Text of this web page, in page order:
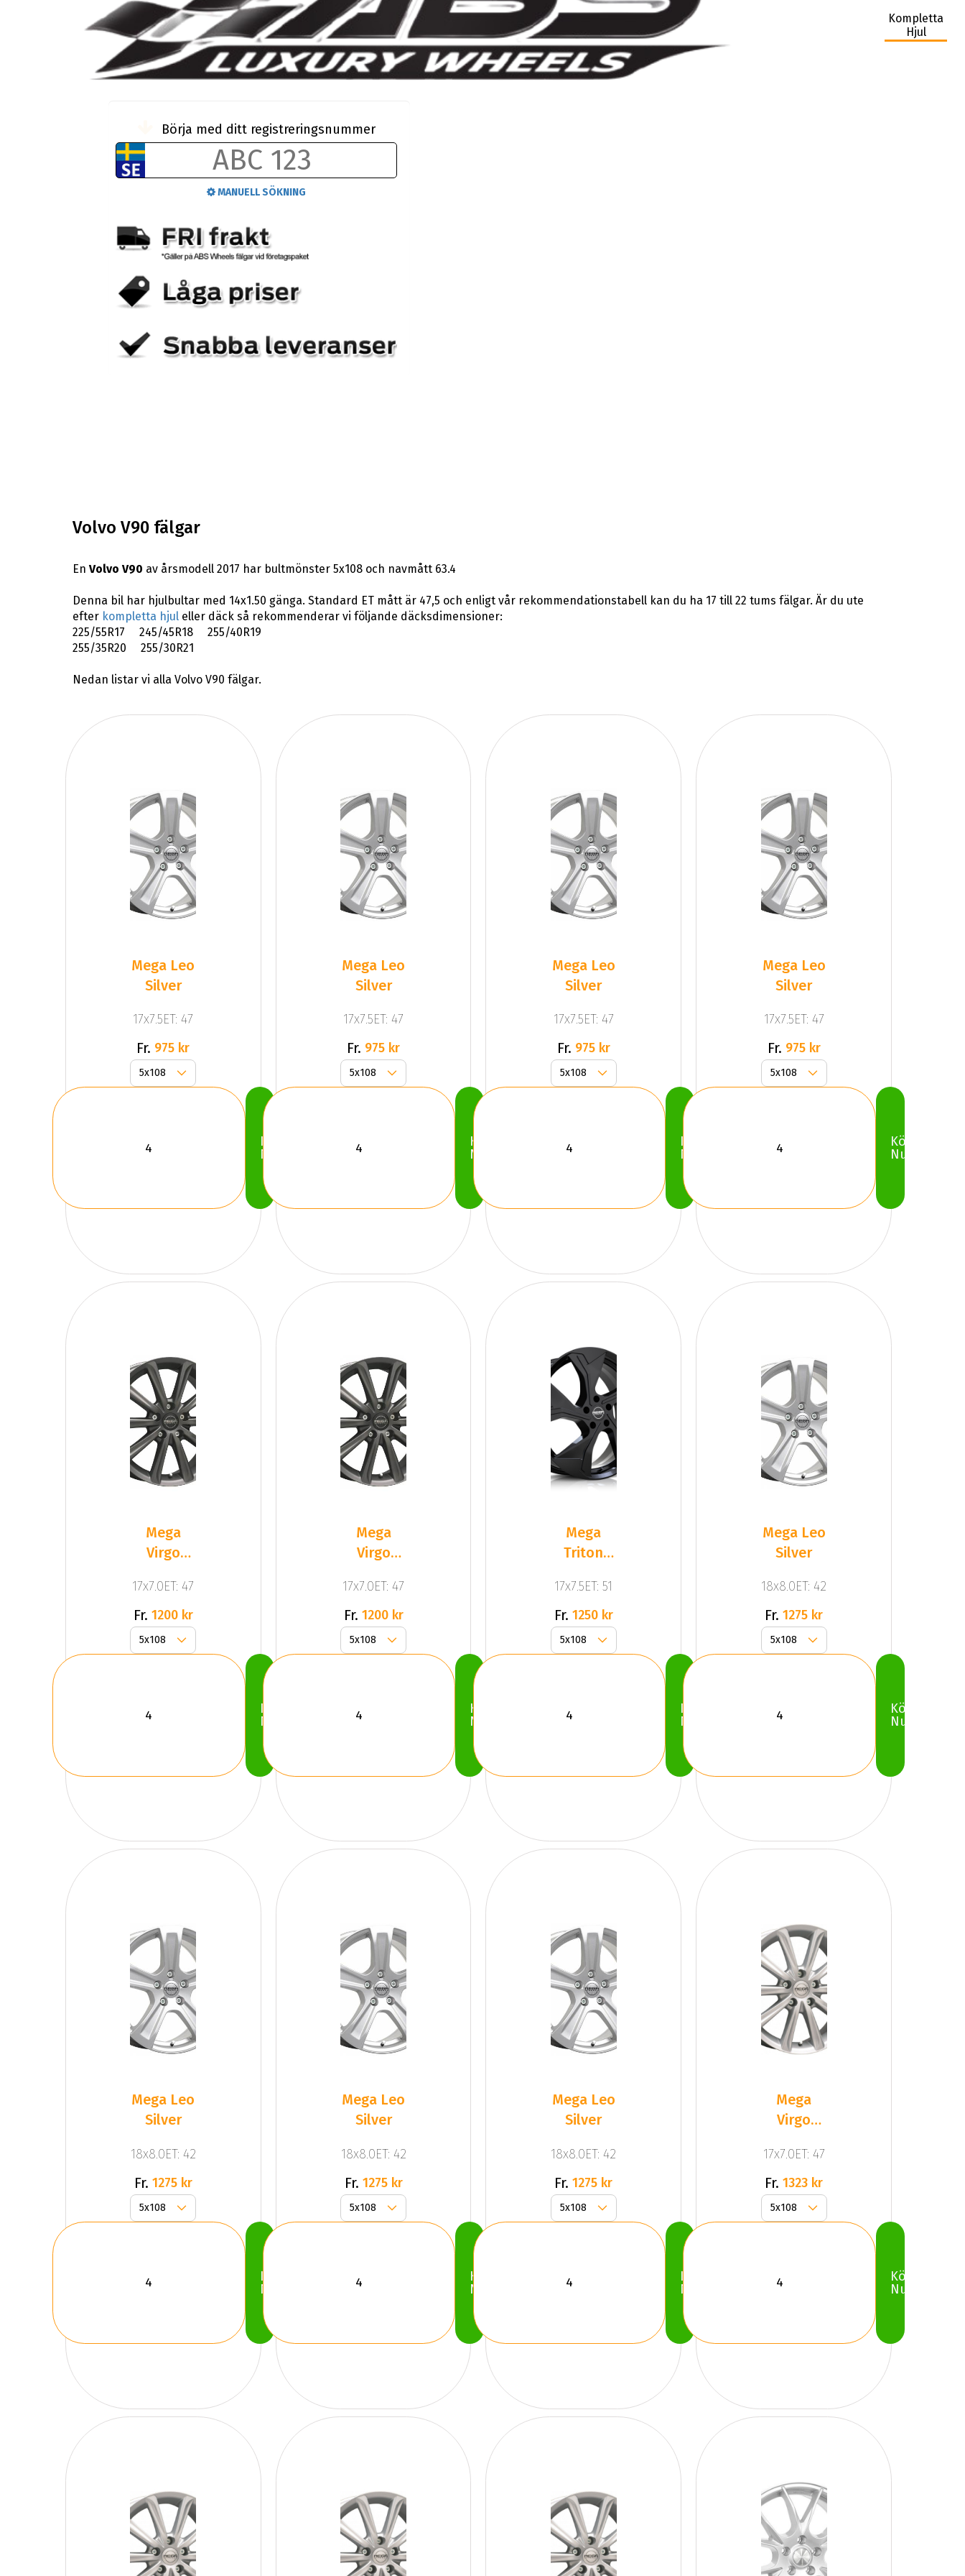
Kompletta
Hjul
Börja med ditt registreringsnummer
MANUELL SÖKNING
Volvo V90 fälgar
En Volvo V90 av årsmodell 2017 har bultmönster 5x108 och navmått 63.4
Denna bil har hjulbultar med 14x1.50 gänga. Standard ET mått är 47,5 och enligt vår rekommendationstabell kan du ha 17 till 22 tums fälgar. Är du ute
efter kompletta hjuleller däck så rekommenderar vi följande däcksdimensioner:
225/55R17 245/45R18 255/40R19
255/35R20 255/30R21
Nedan listar vi alla Volvo V90 fälgar.
Mega Leo
Silver
17x7.5ET: 47
Fr. 975 kr
Köp
Nu
Mega Leo
Silver
17x7.5ET: 47
Fr. 975 kr
Köp
Nu
Mega Leo
Silver
17x7.5ET: 47
Fr. 975 kr
Köp
Nu
Mega Leo
Silver
17x7.5ET: 47
Fr. 975 kr
Köp
Nu
Mega
Virgo
Anthracite
Grey
17x7.0ET: 47
Fr. 1200 kr
Köp
Nu
Mega
Virgo
Anthracite
Grey
17x7.0ET: 47
Fr. 1200 kr
Köp
Nu
Mega
Triton
17x7.5ET: 51
Fr. 1250 kr
Köp
Nu
Mega Leo
Silver
18x8.0ET: 42
Fr. 1275 kr
Köp
Nu
Mega Leo
Silver
18x8.0ET: 42
Fr. 1275 kr
Köp
Nu
Mega Leo
Silver
18x8.0ET: 42
Fr. 1275 kr
Köp
Nu
Mega Leo
Silver
18x8.0ET: 42
Fr. 1275 kr
Köp
Nu
Mega
Virgo
17x7.0ET: 47
Fr. 1323 kr
Köp
Nu